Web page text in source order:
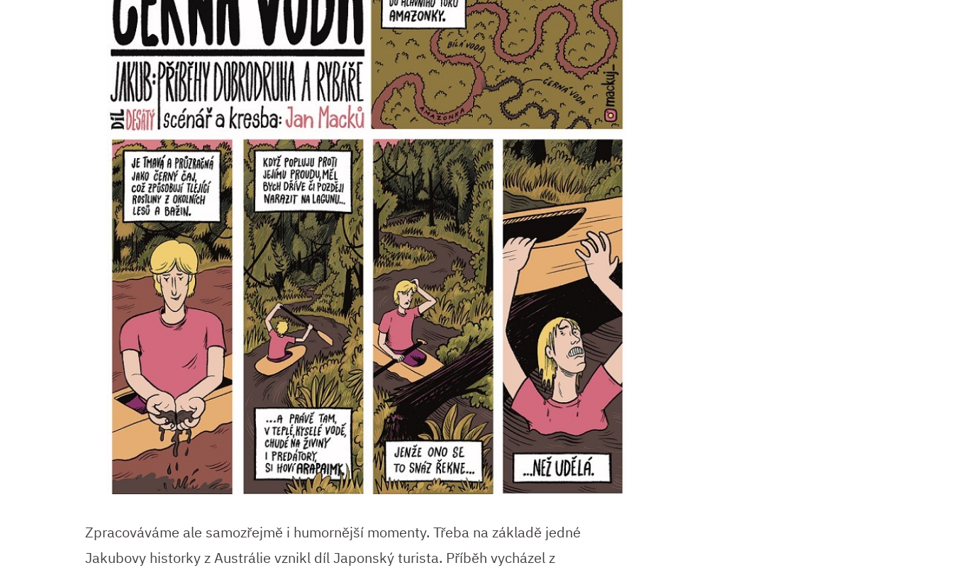
Zpracováváme ale samozřejmě i humornější momenty. Třeba na základě jedné
Jakubovy historky z Austrálie vznikl díl Japonský turista. Příběh vycházel z